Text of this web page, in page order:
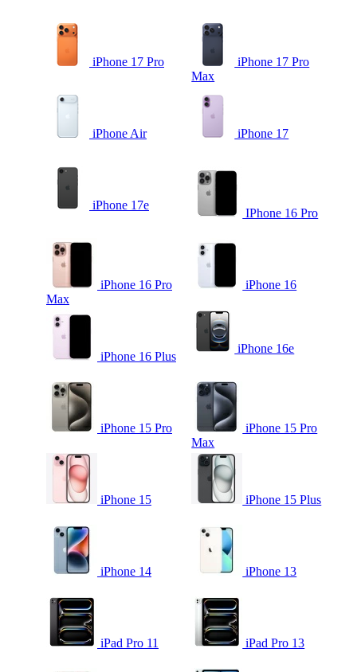
iPhone 17 Pro
iPhone 17 Pro
Max
iPhone Air iPhone 17
iPhone 17e
IPhone 16 Pro
iPhone 16 Pro
Max
iPhone 16
iPhone 16 Plus
iPhone 16e
iPhone 15 Pro
iPhone 15 Pro
Max
iPhone 15 iPhone 15 Plus
iPhone 14 iPhone 13
iPad Pro 11 iPad Pro 13